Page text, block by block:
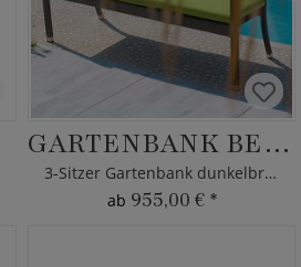
GARTENBANK BELLINI
3-Sitzer Gartenbank dunkelbraun
ab 955,00 € *